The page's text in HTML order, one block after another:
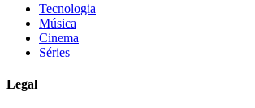
Tecnologia
Música
Cinema
Séries
Legal